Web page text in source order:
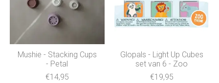
Mushie - Stacking Cups
- Petal
€14,95
Glopals - Light Up Cubes
set van 6 - Zoo
€19,95